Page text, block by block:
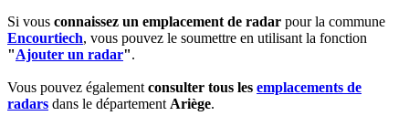
Si vous connaissez un emplacement de radar pour la commune
Encourtiech, vous pouvez le soumettre en utilisant la fonction
"Ajouter un radar".
Vous pouvez égalementconsulter tous les emplacements de
radars dans le départementAriège.